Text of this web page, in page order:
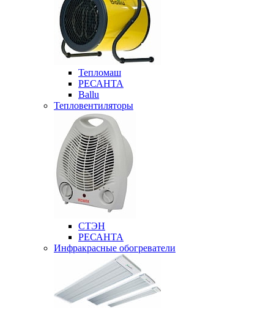
Тепломаш
РЕСАНТА
Ballu
Тепловентиляторы
СТЭН
РЕСАНТА
Инфракрасные обогреватели